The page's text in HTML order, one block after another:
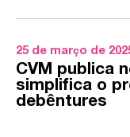
25 de março de
CVM publica
simplifica o
debêntures